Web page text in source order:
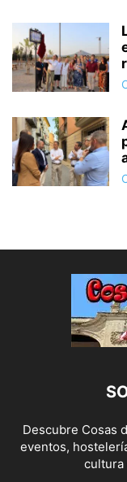
Descubre Cosas
eventos,
cultura